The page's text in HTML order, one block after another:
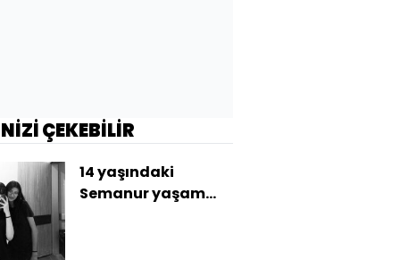
ÇEKEBİLİR
14 yaşındaki
Semanur yaşam